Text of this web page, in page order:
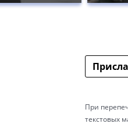
При
текстовых